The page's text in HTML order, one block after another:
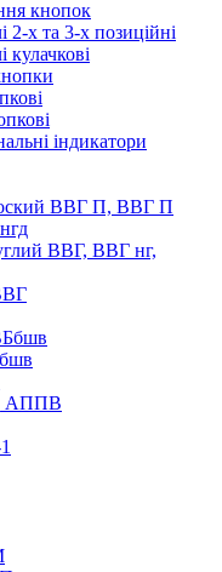
кнопок
2-х та 3-х позиційні
кулачкові
індикатори
ВВГ П, ВВГ П
ВВГ, ВВГ нг,
АППВ